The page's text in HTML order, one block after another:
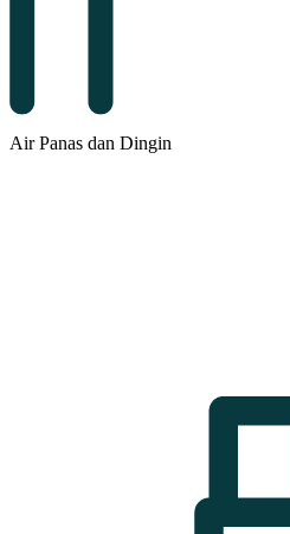
Air Panas dan Dingin